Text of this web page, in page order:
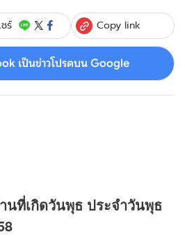
ร์ Copy link
เป็นข่าวโปรดบน Google
นที่เกิดวันพุธ ประจำวันพุธ